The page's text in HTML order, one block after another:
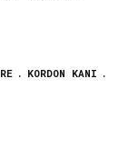
KORDON KANI